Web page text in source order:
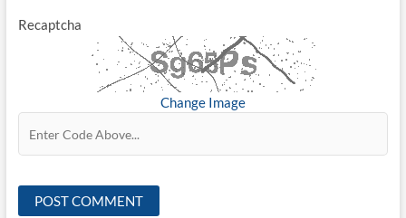
Recaptcha
Change Image